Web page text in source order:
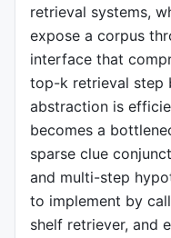
retrieval systems,
expose a corpus
interface that
top-k retrieval step
abstraction is
becomes a
sparse clue
and multi-step
to implement by
shelf retriever, and